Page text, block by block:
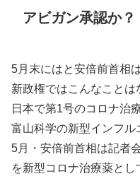
アビガン承認か？
5月末にはと安倍前首相
新政権ではこんなことは
日本で第1号のコロナ治
富山科学の新型インフル
5月・安倍前首相は記者
を新型コロナ治療薬とし